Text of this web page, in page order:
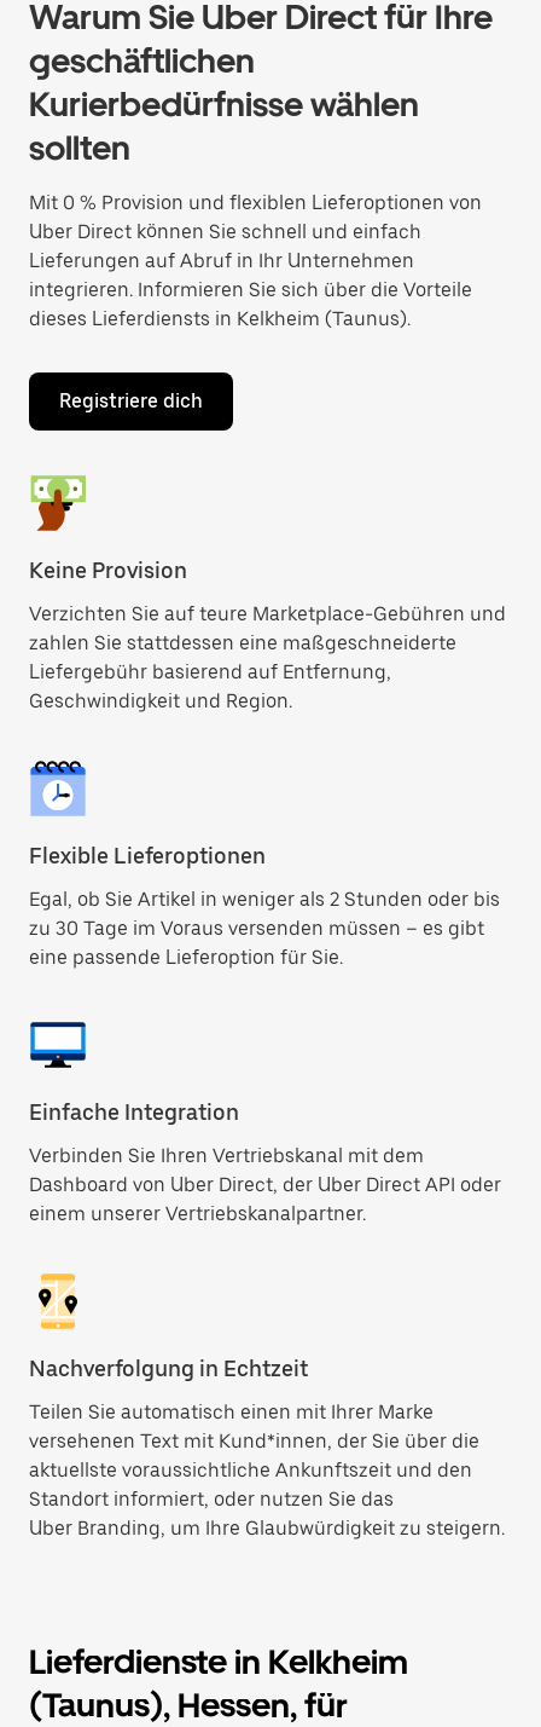
Warum Sie Uber Direct für Ihre
geschäftlichen
Kurierbedürfnisse wählen
sollten
Mit 0 % Provision und flexiblen Lieferoptionen von
Uber Direct können Sie schnell und einfach
Lieferungen auf Abruf in Ihr Unternehmen
integrieren. Informieren Sie sich über die Vorteile
dieses Lieferdiensts in Kelkheim (Taunus).
Registriere dich
Keine Provision
Verzichten Sie auf teure Marketplace-Gebühren und
zahlen Sie stattdessen eine maßgeschneiderte
Liefergebühr basierend auf Entfernung,
Geschwindigkeit und Region.
Flexible Lieferoptionen
Egal, ob Sie Artikel in weniger als 2 Stunden oder bis
zu 30 Tage im Voraus versenden müssen – es gibt
eine passende Lieferoption für Sie.
Einfache Integration
Verbinden Sie Ihren Vertriebskanal mit dem
Dashboard von Uber Direct, der Uber Direct API oder
einem unserer Vertriebskanalpartner.
Nachverfolgung in Echtzeit
Teilen Sie automatisch einen mit Ihrer Marke
versehenen Text mit Kund*innen, der Sie über die
aktuellste voraussichtliche Ankunftszeit und den
Standort informiert, oder nutzen Sie das
Uber Branding, um Ihre Glaubwürdigkeit zu steigern.
Lieferdienste in Kelkheim
(Taunus), Hessen, für